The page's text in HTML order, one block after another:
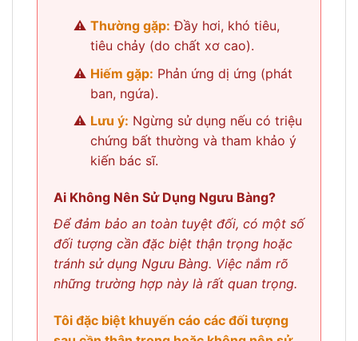
Thường gặp: Đầy hơi, khó tiêu,
tiêu chảy (do chất xơ cao).
Hiếm gặp: Phản ứng dị ứng (phát
ban, ngứa).
Lưu ý: Ngừng sử dụng nếu có triệu
chứng bất thường và tham khảo ý
kiến bác sĩ.
Ai Không Nên Sử Dụng Ngưu Bàng?
Để đảm bảo an toàn tuyệt đối, có một số
đối tượng cần đặc biệt thận trọng hoặc
tránh sử dụng Ngưu Bàng. Việc nắm rõ
những trường hợp này là rất quan trọng.
Tôi đặc biệt khuyến cáo các đối tượng